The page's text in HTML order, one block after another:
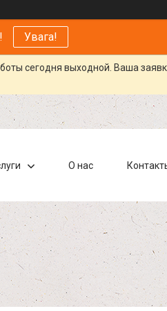
Увага!
сегодня выходной. Ваша
О нас